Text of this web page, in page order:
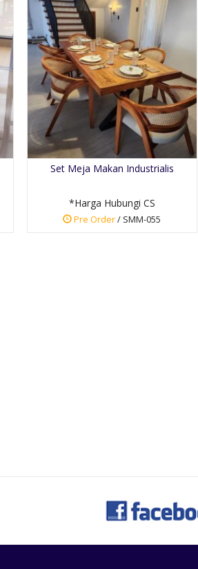
Set Meja Makan Industrialis
*Harga Hubungi CS
Pre Order/ SMM-055
Meja Makan Besar
Kursi 10 Jati
*Harga Hubungi CS